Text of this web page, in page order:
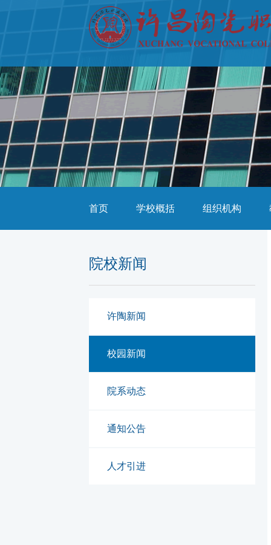
首页 学校概括 组织机构
院校新闻
许陶新闻
校园新闻
院系动态
通知公告
人才引进